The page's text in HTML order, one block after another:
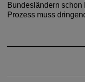
Bundesländern
Prozess muss